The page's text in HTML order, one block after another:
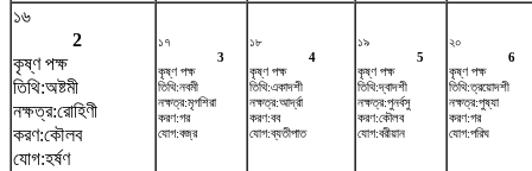
১৬
2
কৃষ্ণ পক্ষ
তিথি:অষ্টমী
নক্ষত্র:রোহিণী
করণ:কৌলব
যোগ:হর্ষণ
১৭
3
কৃষ্ণ পক্ষ
তিথি:নবমী
নক্ষত্র:মৃগশিরা
করণ:গর
যোগ:বজ্র
১৮
4
কৃষ্ণ পক্ষ
তিথি:একাদশী
নক্ষত্র:আর্দ্রা
করণ:বব
যোগ:ব্যতীপাত
১৯
5
কৃষ্ণ পক্ষ
তিথি:দ্বাদশী
নক্ষত্র:পুনর্বসু
করণ:কৌলব
যোগ:বরীয়ান
২০
6
কৃষ্ণ পক্ষ
তিথি:ত্রয়োদশী
নক্ষত্র:পুষ্যা
করণ:গর
যোগ:পরিঘ